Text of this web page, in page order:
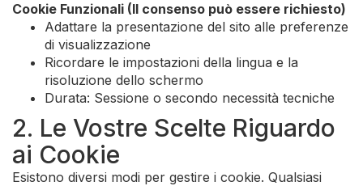
Cookie Funzionali (Il consenso può essere richiesto)
Adattare la presentazione del sito alle preferenze
di visualizzazione
Ricordare le impostazioni della lingua e la
risoluzione dello schermo
Durata: Sessione o secondo necessità tecniche
2. Le Vostre Scelte Riguardo
ai Cookie
Esistono diversi modi per gestire i cookie. Qualsiasi